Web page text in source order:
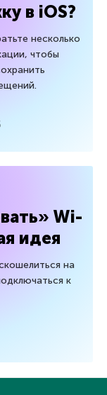
в iOS?
несколько
чтобы
Wi-
идея
на
к